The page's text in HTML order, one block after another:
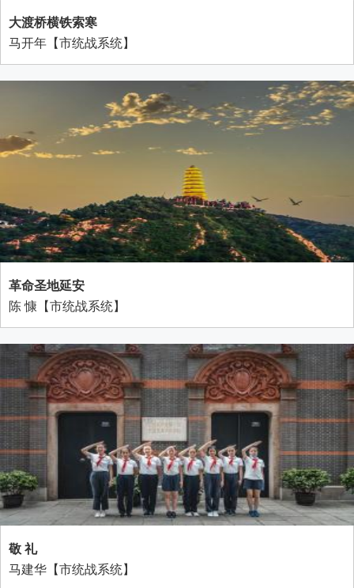
大渡桥横铁索寒
马开年【市统战系统】
革命圣地延安
陈 慷【市统战系统】
敬 礼
马建华【市统战系统】